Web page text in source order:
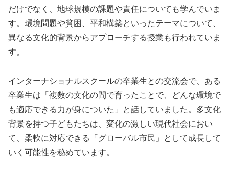
だけでなく、地球規模の課題や責任についても学んでいま
す。環境問題や貧困、平和構築といったテーマについて、
異なる文化的背景からアプローチする授業も行われていま
す。
インターナショナルスクールの卒業生との交流会で、ある
卒業生は「複数の文化の間で育ったことで、どんな環境で
も適応できる力が身についた」と話していました。多文化
背景を持つ子どもたちは、変化の激しい現代社会におい
て、柔軟に対応できる「グローバル市民」として成長して
いく可能性を秘めています。